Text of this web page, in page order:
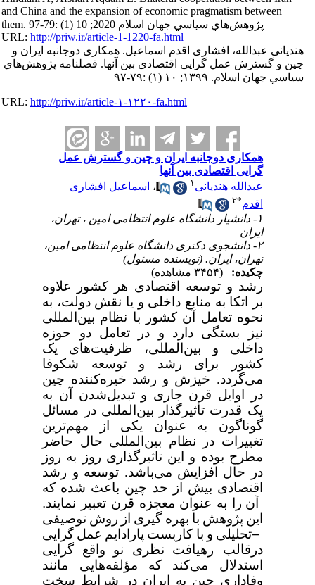
and China and the expansion of economic pragmatism between
them. پژوهش‌هاي سياسي جهان اسلام 2020; 10 (1) :79-97
URL:http://priw.ir/article-1-1220-fa.html
هندیانی عبدالله، افشاری اقدم اسماعیل. همکاری دوجانبه ایران و
چین و گسترش عمل گرایی اقتصادی بین آنها. فصلنامه پژوهش‌هاي
سياسي جهان اسلام. ۱۳۹۹; ۱۰ (۱) :۷۹-۹۷
URL:http://priw.ir/article-۱-۱۲۲۰-fa.html
همکاری دوجانبه ایران و چین و گسترش عمل
گرایی اقتصادی بین آنها
عبدالله هندیانی
،اسماعیل افشاری
اقدم
۲
۱- دانشیار دانشگاه علوم انتظامی امین ، تهران،
ایران
۲- دانشجوی دکتری دانشگاه علوم انتظامی امین،
تهران، ایران. (نویسنده مسئول)
چکیده:
رشد و توسعه اقتصادی هر کشور علاوه
بر اتکا به منابع داخلی و یا نقش دولت، به
نحوه تعامل آن کشور با نظام بین‌المللی
نیز بستگی دارد و در تعامل دو حوزه
داخلی و بین‌المللی، ظرفیت‌های یک
کشور برای رشد و توسعه شکوفا
می‌گردد. خیزش و رشد خیره‌کننده چین
در اوایل قرن جاری و تبدیل‌شدن آن به
یک قدرت تأثیرگذار بین‌المللی در مسائل
گوناگون به عنوان یکی از مهم‌ترین
تغییرات در نظام بین‌المللی حال حاضر
مطرح بوده و این تاثیرگذاری روز به روز
در حال افزایش می‌باشد. توسعه و رشد
اقتصادی بیش از حد چین باعث شده که
آن را به عنوان معجزه قرن تعبیر نمایند.
این پژوهش با بهره گیریاز روش توصیفی
تحلیلی و با کاربستپارادایمعمل گرایی
درقالب رهیافت
نظری نو واقع
گرایی
استدلال
می‌کند که مؤلفه‌هایی
مانند
وفاداری چین به ایران در شرایط سخت